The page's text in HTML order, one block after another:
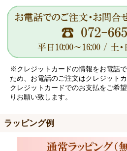
※クレジットカードの情報をお電話
ため、お電話のご注文はクレジット
クレジットカードでのお支払をご希
りお願い致します。
ラッピング例